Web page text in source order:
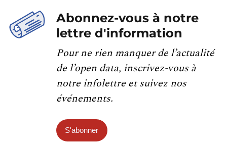
Abonnez-vous à notre
lettre d'information
Pour ne rien manquer de l’actualité
de l’open data, inscrivez-vous à
notre infolettre et suivez nos
événements.
S'abonner